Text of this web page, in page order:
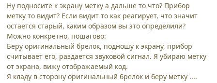
Ну подносите к экрану метку а дальше то что? Прибор
метку то видит? Если видит то как реагирует, что значит
остается старый, каким образом вы это определили?
Можно конкретно, пошагово:
Беру оригинальный брелок, подношу к экрану, прибор
считывает его, раздается звуковой сигнал. Я убираю метку
от экрана, вижу отображаемый код.
Я кладу в сторону оригинальный брелок и беру метку ....